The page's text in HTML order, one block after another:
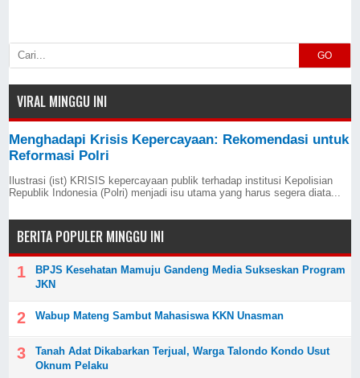
GO
VIRAL MINGGU INI
Menghadapi Krisis Kepercayaan: Rekomendasi untuk
Reformasi Polri
Ilustrasi (ist) KRISIS kepercayaan publik terhadap institusi Kepolisian
Republik Indonesia (Polri) menjadi isu utama yang harus segera diata...
BERITA POPULER MINGGU INI
BPJS Kesehatan Mamuju Gandeng Media Sukseskan Program
JKN
Wabup Mateng Sambut Mahasiswa KKN Unasman
Tanah Adat Dikabarkan Terjual, Warga Talondo Kondo Usut
Oknum Pelaku